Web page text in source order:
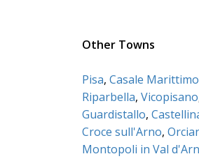
Other Towns
Pisa, Casale Marittimo
Riparbella, Vicopisano
Guardistallo,
Croce sull'Arno,
Montopoli in Val